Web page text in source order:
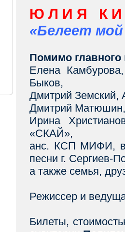
Ю Л И Я К И
«Белеет
Помимо главного
Елена
Быков,
Дмитрий Земский,
Дмитрий Матюшин,
Ирина
«СКАЙ»,
анс. КСП МИФИ,
песни г. Сергиев-
а также семья,
Режиссер и
Билеты,